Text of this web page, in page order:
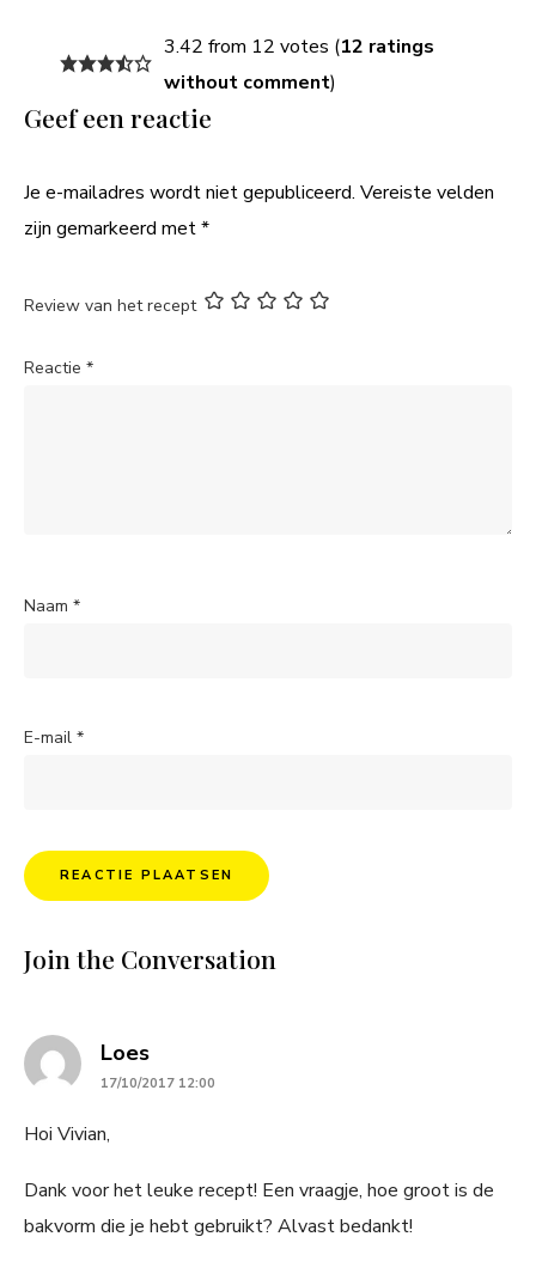
3.42 from 12 votes (12 ratings
without comment)
Geef een reactie
Je e-mailadres wordt niet gepubliceerd. Vereiste velden
zijn gemarkeerd met*
Review van het recept
Reactie *
Naam *
E-mail *
Join the Conversation
Loessays:
17/10/2017 12:00
Hoi Vivian,
Dank voor het leuke recept! Een vraagje, hoe groot is de
bakvorm die je hebt gebruikt? Alvast bedankt!